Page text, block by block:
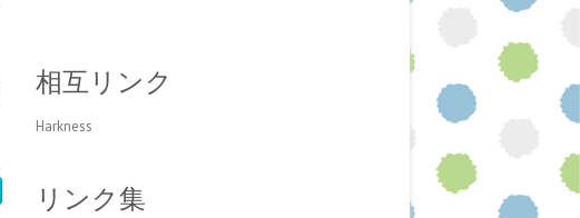
相互リンク
Harkness
リンク集